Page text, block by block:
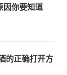
因你要知道
的正确打开方